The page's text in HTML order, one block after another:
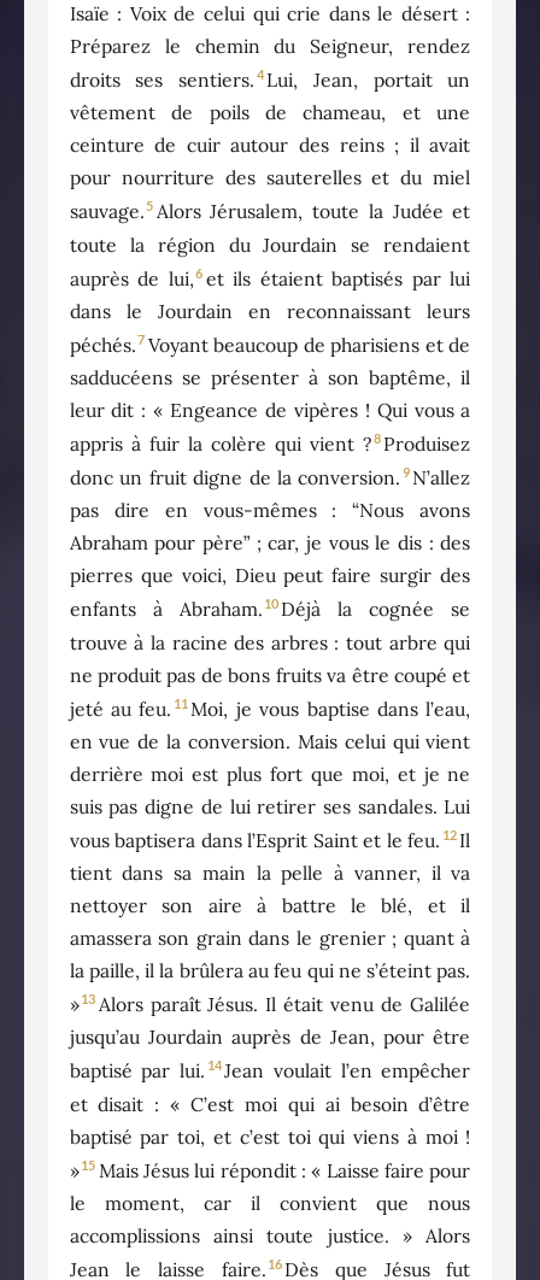
Isaïe : Voix de celui qui crie dans le désert :
Préparez le chemin du Seigneur, rendez
droits ses sentiers. 4 Lui, Jean, portait un
vêtement de poils de chameau, et une
ceinture de cuir autour des reins ; il avait
pour nourriture des sauterelles et du miel
sauvage.5 Alors Jérusalem, toute la Judée et
toute la région du Jourdain se rendaient
auprès de lui,6 et ils étaient baptisés par lui
dans le Jourdain en reconnaissant leurs
péchés.7 Voyant beaucoup de pharisiens et de
sadducéens se présenter à son baptême, il
leur dit : « Engeance de vipères ! Qui vous a
appris à fuir la colère qui vient ?8 Produisez
donc un fruit digne de la conversion. 9 N’allez
pas dire en vous-mêmes : “Nous avons
Abraham pour père” ; car, je vous le dis : des
pierres que voici, Dieu peut faire surgir des
enfants à Abraham. 10 Déjà la cognée se
trouve à la racine des arbres : tout arbre qui
ne produit pas de bons fruits va être coupé et
jeté au feu. 11 Moi, je vous baptise dans l’eau,
en vue de la conversion. Mais celui qui vient
derrière moi est plus fort que moi, et je ne
suis pas digne de lui retirer ses sandales. Lui
vous baptisera dans l’Esprit Saint et le feu. 12 Il
tient dans sa main la pelle à vanner, il va
nettoyer son aire à battre le blé, et il
amassera son grain dans le grenier ; quant à
la paille, il la brûlera au feu qui ne s’éteint pas.
»13 Alors paraît Jésus. Il était venu de Galilée
jusqu’au Jourdain auprès de Jean, pour être
baptisé par lui. 14Jean voulait l’en empêcher
et disait : « C’est moi qui ai besoin d’être
baptisé par toi, et c’est toi qui viens à moi !
»15 Mais Jésus lui répondit : « Laisse faire pour
le moment, car il convient que nous
accomplissions ainsi toute justice. » Alors
Jean le laisse faire. 16 Dès que Jésus fut